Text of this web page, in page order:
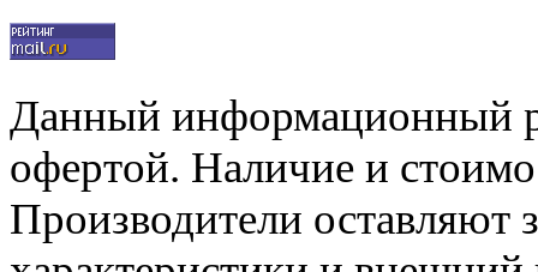
Данный информационный
офертой. Наличие и
Производители оставляют